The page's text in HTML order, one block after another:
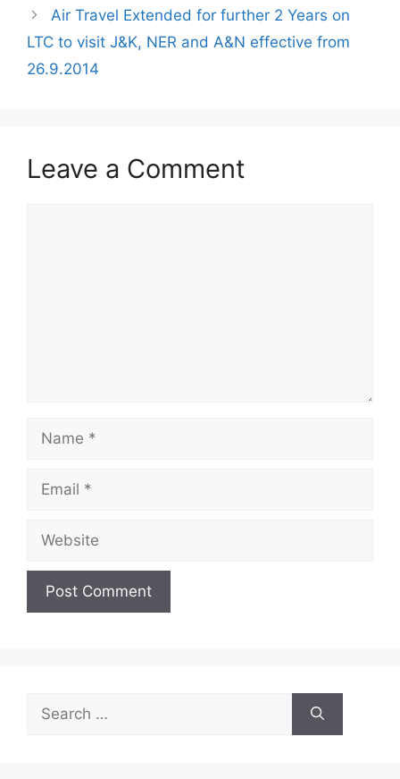
Air Travel Extended for further 2 Years on
LTC to visit J&K, NER and A&N effective from
26.9.2014
Leave a Comment
Name
Email
Website
Search
for: